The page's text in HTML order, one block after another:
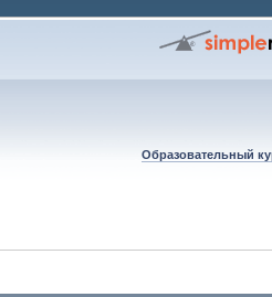
Образовательный